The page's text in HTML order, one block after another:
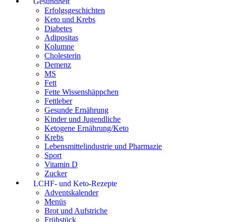
Erfolgsgeschichten
Keto und Krebs
Diabetes
Adipositas
Kolumne
Cholesterin
Demenz
MS
Fett
Fette Wissenshäppchen
Fettleber
Gesunde Ernährung
Kinder und Jugendliche
Ketogene Ernährung/Keto
Krebs
Lebensmittelindustrie und Pharmazie
Sport
Vitamin D
Zucker
LCHF- und Keto-Rezepte
Adventskalender
Menüs
Brot und Aufstriche
Frühstück